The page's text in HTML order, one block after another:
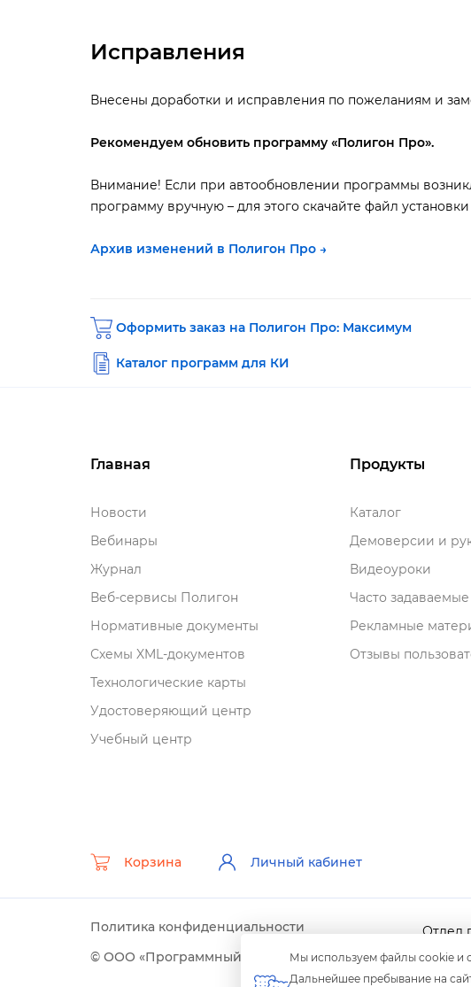
Мы используем файлы cookie и
Дальнейшее пребывание на
Исправления
несены доработки и исправления по пожеланиям и
Рекомендуем обновить программу «Полигон Про».
нимание! Если при автообновлении программы
программу вручную – для этого скачайте файл
Архив изменений в Полигон Про →
Оформить заказ на Полигон Про: Максимум
Каталог программ для КИ
Главная
Новости
ебинары
Журнал
еб-сервисы Полигон
Нормативные документы
Схемы XML-документо
Технологические карты
Удостоверяющий центр
Учебный центр
Продукты
Катало
Демоверсии и
идеоуроки
Часто
Рекламные
Отзывы
Корзина Личный кабинет
Политика конфиденциальности
© ООО «Программный центр» 2003-2026 гг.
Отдел